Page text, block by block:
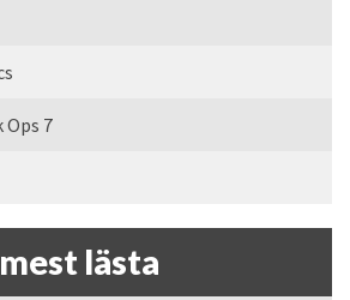
Ops 7
lästa